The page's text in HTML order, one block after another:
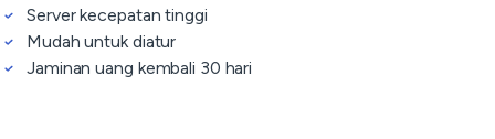
Server kecepatan tinggi
Mudah untuk diatur
Jaminan uang kembali 30 hari